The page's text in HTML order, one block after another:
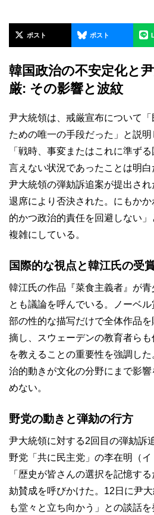
ポスト ポスト
韓国政治の不安定化と
厳: その影響と波紋
尹大統領は、戒厳宣布について
ための唯一の手段だった」と説
「戦時、事変またはこれに準ず
言えない状況であったことは明
尹大統領の弾劾訴追案が提出さ
退席により否決された。にもか
的かつ政治的責任を回避しない
複雑にしている。
国際的な視点と韓江氏の受
韓江氏の作品『菜食主義者』が
とも議論を呼んでいる。ノーベ
部の性的な描写だけで全体作品
摘し、スウェーデンの教育者ら
を教えることの重要性を強調し
治的動きが文化の分野にまで影
めない。
野党の動きと弾劾の行方
尹大統領に対する2回目の弾劾訴
野党「共に民主党」の李在明（イ
「歴史が皆さんの選択を記憶す
劾賛成を呼びかけた。12日に尹
も堂々と立ち向かう」との談話を